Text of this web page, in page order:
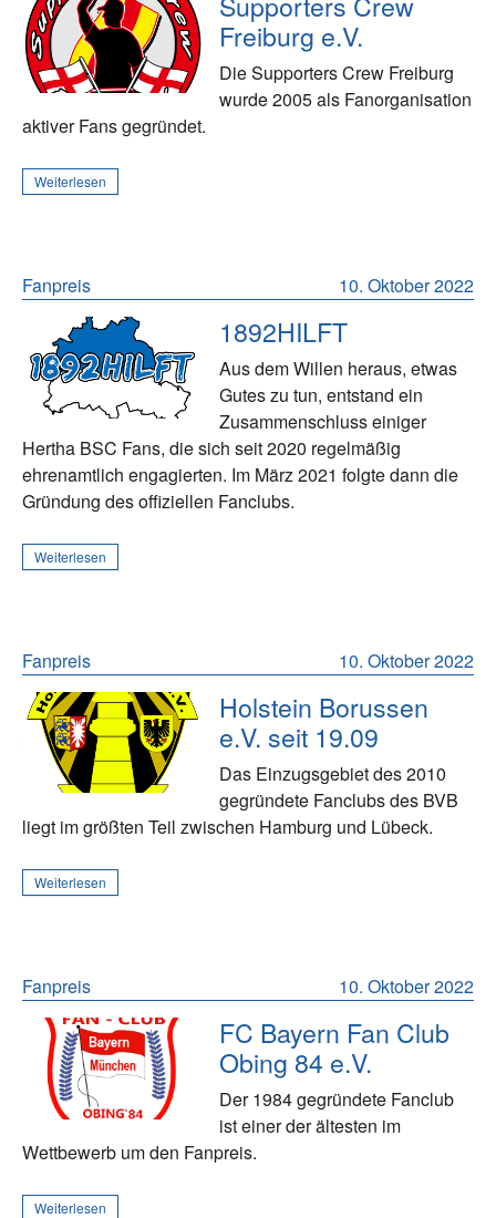
Freiburg e.V.
Die Supporters Crew Freiburg
wurde 2005 als Fanorganisation
aktiver Fans gegründet.
Weiterlesen
10. Oktober 2022
Fanpreis
1892HILFT
Aus dem Willen heraus, etwas
Gutes zu tun, entstand ein
Zusammenschluss einiger
Hertha BSC Fans, die sich seit 2020 regelmäßig
ehrenamtlich engagierten. Im März 2021 folgte dann die
Gründung des offiziellen Fanclubs.
Weiterlesen
10. Oktober 2022
Fanpreis
Holstein Borussen
e.V. seit 19.09
Das Einzugsgebiet des 2010
gegründete Fanclubs des BVB
liegt im größten Teil zwischen Hamburg und Lübeck.
Weiterlesen
10. Oktober 2022
Fanpreis
FC Bayern Fan Club
Obing 84 e.V.
Der 1984 gegründete Fanclub
ist einer der ältesten im
Wettbewerb um den Fanpreis.
Weiterlesen